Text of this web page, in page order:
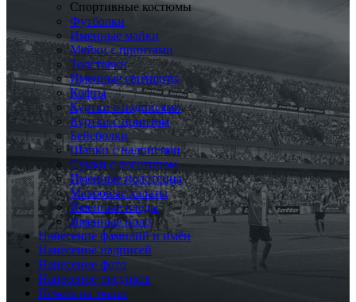
Спортивные костюмы
Футболки
Именные майки
Майки с принтами
Толстовки
Именные свитшоты
Кофты
Куртки с надписями
Куртки с принтом
Бейсболки
Шапки с надписями
Сумки с логотипом
Именные полотенца
Махровые халаты
Именные пледы
Именные поло
Нанесение фамилий и имён
Нанесение надписей
Нанесение фото
Нанесение рисунков
Печать на ткани